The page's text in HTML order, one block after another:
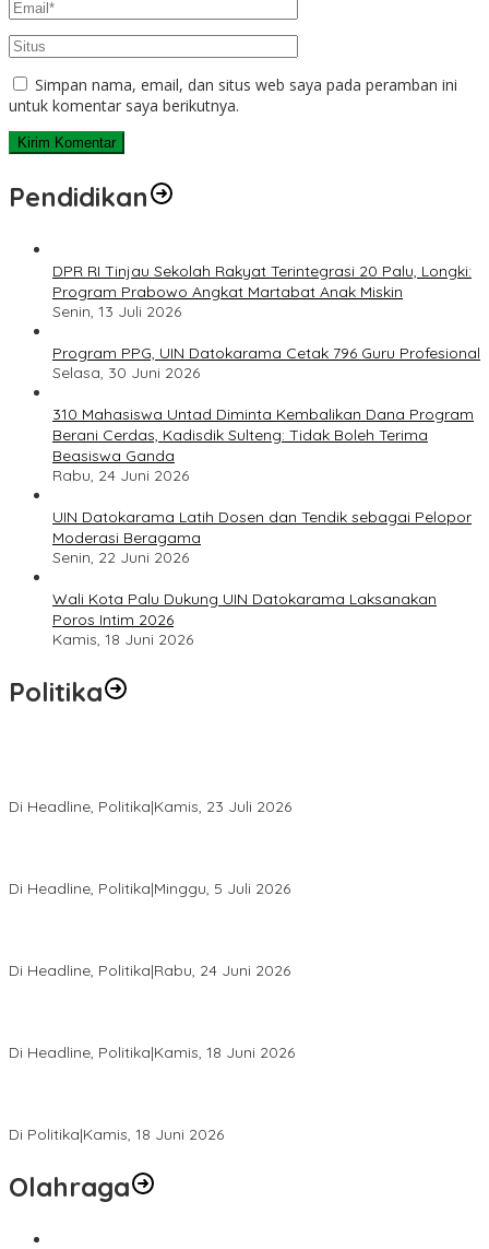
Simpan nama, email, dan situs web saya pada peramban ini
untuk komentar saya berikutnya.
Pendidikan
DPR RI Tinjau Sekolah Rakyat Terintegrasi 20 Palu, Longki:
Program Prabowo Angkat Martabat Anak Miskin
Senin, 13 Juli 2026
Program PPG, UIN Datokarama Cetak 796 Guru Profesional
Selasa, 30 Juni 2026
310 Mahasiswa Untad Diminta Kembalikan Dana Program
Berani Cerdas, Kadisdik Sulteng: Tidak Boleh Terima
Beasiswa Ganda
Rabu, 24 Juni 2026
UIN Datokarama Latih Dosen dan Tendik sebagai Pelopor
Moderasi Beragama
Senin, 22 Juni 2026
Wali Kota Palu Dukung UIN Datokarama Laksanakan
Poros Intim 2026
Kamis, 18 Juni 2026
Politika
Di Headline, Politika|Kamis, 23 Juli 2026
Di Headline, Politika|Minggu, 5 Juli 2026
Di Headline, Politika|Rabu, 24 Juni 2026
Di Headline, Politika|Kamis, 18 Juni 2026
Di Politika|Kamis, 18 Juni 2026
Olahraga